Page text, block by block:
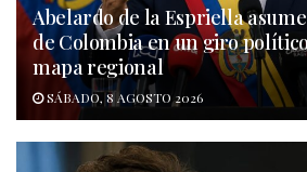
Abelardo de la Espriella
de Colombia en un giro
mapa regional
SÁBADO, 8 AGOSTO 2026